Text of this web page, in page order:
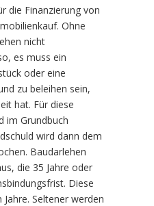
die Finanzierung von
Ohne
nicht
es muss ein
oder eine
zu beleihen sein,
hat. Für diese
im Grundbuch
wird dann dem
Baudarlehen
die 35 Jahre oder
Diese
Seltener werden